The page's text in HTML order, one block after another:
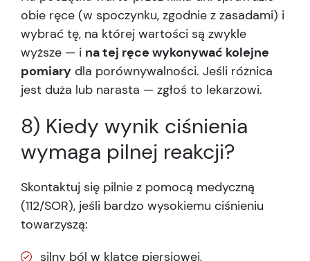
obie ręce (w spoczynku, zgodnie z zasadami) i
wybrać tę, na której wartości są zwykle
wyższe — i na tej ręce wykonywać kolejne
pomiary dla porównywalności. Jeśli różnica
jest duża lub narasta — zgłoś to lekarzowi.
8) Kiedy wynik ciśnienia
wymaga pilnej reakcji?
Skontaktuj się pilnie z pomocą medyczną
(112/SOR), jeśli bardzo wysokiemu ciśnieniu
towarzyszą:
silny ból w klatce piersiowej,